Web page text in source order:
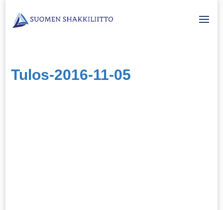
Tulos-2016-11-05